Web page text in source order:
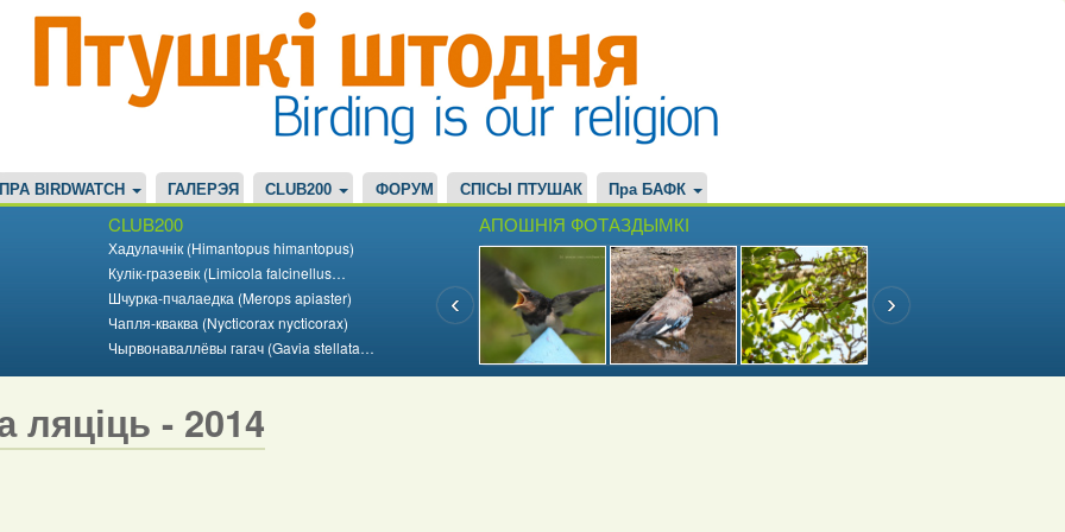
ПРА BIRDWATCH ГАЛЕРЭЯ CLUB200 ФОРУМ СПІСЫ ПТУШАК Пра БАФК
CLUB200
Хадулачнік (Himantopus himantopus)
Кулік-гразевік (Limicola falcinellus…
Шчурка-пчалаедка (Merops apiaster)
Чапля-кваква (Nycticorax nycticorax)
Чырвонаваллёвы гагач (Gavia stellata…
АПОШНІЯ ФОТАЗДЫМКІ
ляціць - 2014